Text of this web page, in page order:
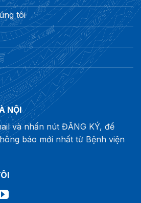
tôi
NỘI
và nhấn nút ĐĂNG KÝ, để
báo mới nhất từ Bệnh viện